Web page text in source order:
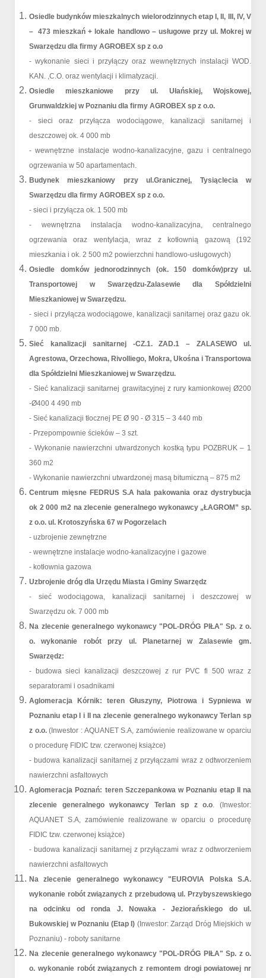
Osiedle budynków mieszkalnych wielorodzinnych etap I, II, III, IV, V
– 473 mieszkań + lokale handlowo – usługowe przy ul. Mokrej w
Swarzędzu dla firmy AGROBEX sp z o.o
- wykonanie sieci i przyłączy oraz wewnętrznych instalacji WOD.
KAN. ,C.O. oraz wentylacji i klimatyzacji.
Osiedle mieszkaniowe przy ul. Ułańskiej, Wojskowej,
Grunwaldzkiej w Poznaniu dla firmy AGROBEX sp z o.o.
- sieci oraz przyłącza wodociągowe, kanalizacji sanitarnej i
deszczowej ok. 4 000 mb
- wewnętrzne instalacje wodno-kanalizacyjne, gazu i centralnego
ogrzewania w 50 apartamentach.
Budynek mieszkaniowy przy ul.Granicznej, Tysiąclecia w
Swarzędzu dla firmy AGROBEX sp z o.o.
- sieci i przyłącza ok. 1 500 mb
- wewnętrzna instalacja wodno-kanalizacyjna, centralnego
ogrzewania oraz wentylacja, wraz z kotłownią gazową (192
mieszkania i ok. 2 500 m2 powierzchni handlowo-usługowych)
Osiedle domków jednorodzinnych (ok. 150 domków)przy ul.
Transportowej w Swarzędzu-Zalasewie dla Spółdzielni
Mieszkaniowej w Swarzędzu.
- sieci i przyłącza wodociągowe, kanalizacji sanitarnej oraz gazu ok.
7 000 mb.
Sieć kanalizacji sanitarnej -CZ.1. ZAD.1 – ZALASEWO ul.
Agrestowa, Orzechowa, Rivolliego, Mokra, Ukośna i Transportowa
dla Spółdzielni Mieszkaniowej w Swarzędzu.
- Sieć kanalizacji sanitarnej grawitacyjnej z rury kamionkowej Ø200
-Ø400 4 490 mb
- Sieć kanalizacji tłocznej PE Ø 90 - Ø 315 – 3 440 mb
- Przepompownie ścieków – 3 szt.
- Wykonanie nawierzchni utwardzonych kostką typu POZBRUK – 1
360 m2
- Wykonanie nawierzchni utwardzonej masą bitumiczną – 875 m2
Centrum mięsne FEDRUS S.A hala pakowania oraz dystrybucja
ok 2 000 m2 na zlecenie generalnego wykonawcy „ŁAGROM” sp.
z o.o. ul. Krotoszyńska 67 w Pogorzelach
- uzbrojenie zewnętrzne
- wewnętrzne instalacje wodno-kanalizacyjne i gazowe
- kotłownia gazowa
Uzbrojenie dróg dla Urzędu Miasta i Gminy Swarzędz
- sieć wodociągowa, kanalizacji sanitarnej i deszczowej w
Swarzędzu ok. 7 000 mb
Na zlecenie generalnego wykonawcy "POL-DRÓG PIŁA" Sp. z o.
o. wykonanie robót przy ul. Planetarnej w Zalasewie gm.
Swarzędz:
- budowa sieci kanalizacji deszczowej z rur PVC fi 500 wraz z
separatorami i osadnikami
Aglomeracja Kórnik: teren Głuszyny, Piotrowa i Sypniewa w
Poznaniu etap I i II na zlecenie generalnego wykonawcy Terlan sp
z o.o.(Inwestor : AQUANET S.A, zamówienie realizowane w oparciu
o procedurę FIDIC tzw. czerwonej książce)
- budowa kanalizacji sanitarnej z przyłączami wraz z odtworzeniem
nawierzchni asfaltowych
Aglomeracja Poznań: teren Szczepankowa w Poznaniu etap II na
zlecenie generalnego wykonawcy Terlan sp z o.o . (Inwestor:
AQUANET S.A, zamówienie realizowane w oparciu o procedurę
FIDIC tzw. czerwonej książce)
- budowa kanalizacji sanitarnej z przyłączami wraz z odtworzeniem
nawierzchni asfaltowych
Na zlecenie generalnego wykonawcy "EUROVIA Polska S.A.
wykonanie robót związanych z przebudową ul. Przybyszewskiego
na odcinku od ronda J. Nowaka - Jeziorańskiego do ul.
Bukowskiej w Poznaniu (Etap I) (Inwestor: Zarząd Dróg Miejskich w
Poznaniu) - roboty sanitarne
Na zlecenie generalnego wykonawcy "POL-DRÓG PIŁA" Sp. z o.
o. wykonanie robót związanych z remontem drogi powiatowej nr